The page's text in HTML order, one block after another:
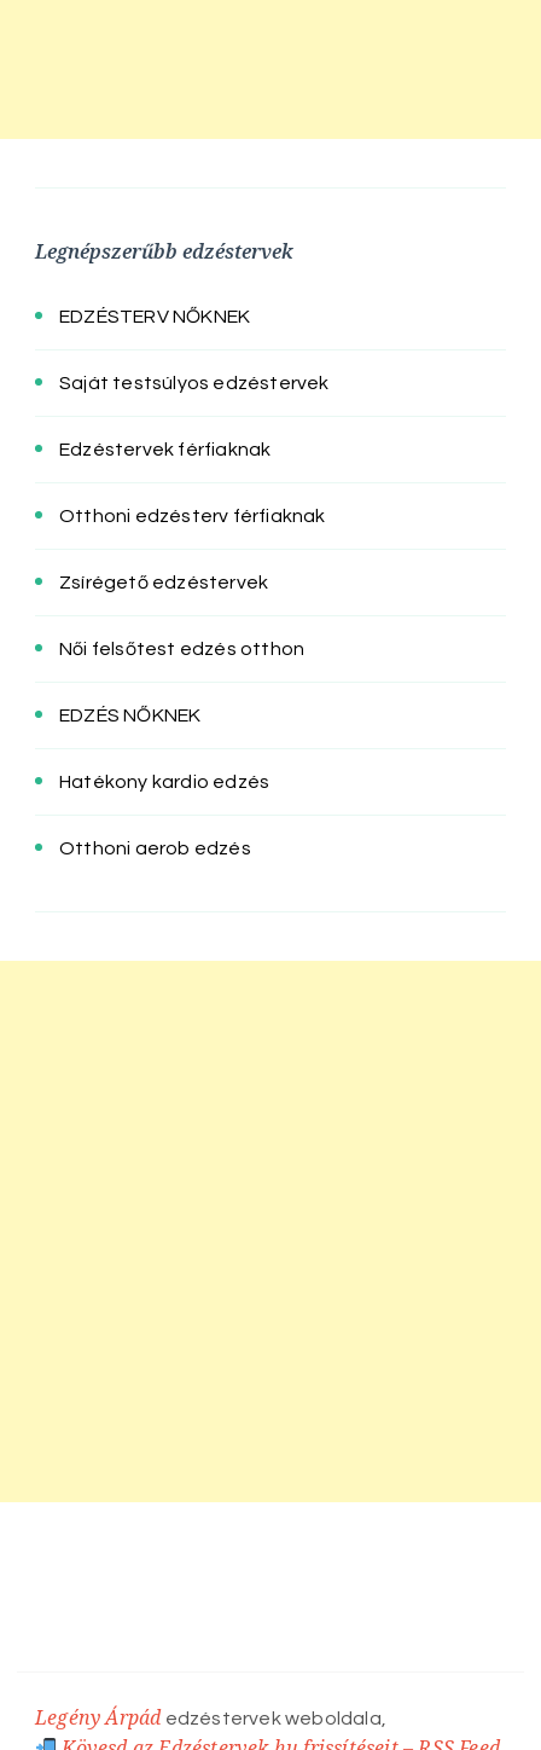
Legnépszerűbb edzéstervek
EDZÉSTERV NŐKNEK
Saját testsúlyos edzéstervek
Edzéstervek férfiaknak
Otthoni edzésterv férfiaknak
Zsírégető edzéstervek
Női felsőtest edzés otthon
EDZÉS NŐKNEK
Hatékony kardio edzés
Otthoni aerob edzés
Legény Árpád edzéstervek weboldala,